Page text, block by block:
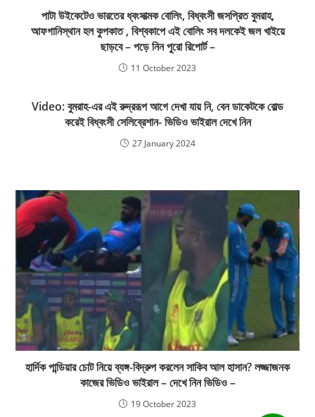
পাটা উইকেটেও ভারতের ধ্বংসাত্মক বোলিং, বিধ্বংসী জসপ্রিত বুমরাহ,
আফগানিস্থান হল কুপকাত , বিশ্বকাপে এই বোলিং সব দলকেই জল খাইয়ে
ছাড়বে – পড়ে নিন পুরো রিপোর্ট –
11 October 2023
Video: বুমরাহ-এর এই রুদ্ররূপ আগে দেখা যায় নি, বেন ডাকেটকে বোল্ড
করেই বিধ্বংসী সেলিব্রেশান- ভিডিও ভাইরাল দেখে নিন
27 January 2024
হার্দিক পান্ডিয়ার চোট নিয়ে ব্যঙ্গ-বিদ্রুপ করলেন সাকিব আল হাসান? লজ্জাজনক
কাজের ভিডিও ভাইরাল – দেখে নিন ভিডিও –
19 October 2023